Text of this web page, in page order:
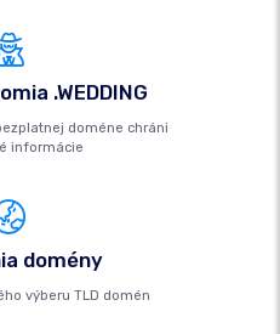
.WEDDING
doméne chráni
informácie
domény
výberu TLD domén